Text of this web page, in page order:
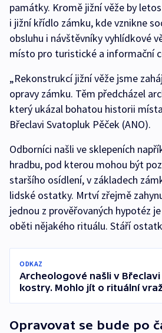
památky. Kromě jižní věže by
i jižní křídlo zámku, kde vznikne
obsluhu i návštěvníky vyhlídkové
místo pro turistické a informační
„Rekonstrukcí jižní věže jsme
opravy zámku. Těm předcházel
který ukázal bohatou historii
Břeclavi Svatopluk Pěček (ANO).
Odborníci našli ve sklepeních
hradbu, pod kterou mohou být
staršího osídlení, v základech
lidské ostatky. Mrtví zřejmě
jednou z prověřovaných hypotéz
oběti nějakého rituálu. Stáří
ODKAZ
Archeologové našli v
kostry. Mohlo jít o rituální
Opravovat se bude po